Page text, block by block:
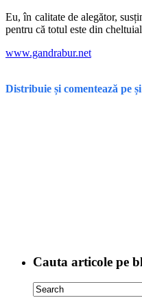
Eu, în calitate de alegător,
pentru că totul este din
www.gandrabur.net
Distribuie și comentează pe și
Cauta articole pe